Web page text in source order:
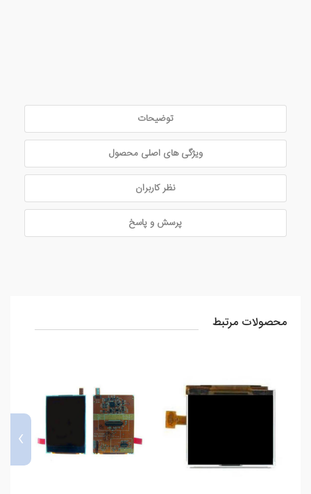
توضیحات
ویژگی های اصلی محصول
نظر کاربران
پرسش و پاسخ
محصولات مرتبط
›